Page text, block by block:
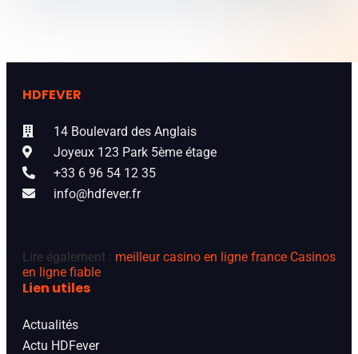
HDFEVER
14 Boulevard des Anglais
Joyeux 123 Park 5ème étage
+33 6 96 54 12 35
info@hdfever.fr
Lire également : meilleur casino en ligne france Casinos
en ligne fiable
Lien utiles
Actualités
Actu HDFever